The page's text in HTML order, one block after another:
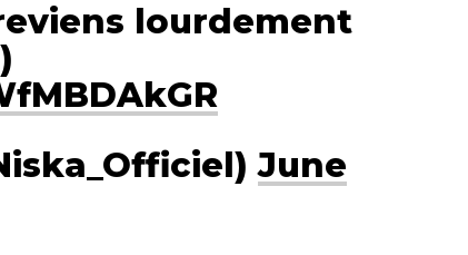
lourdement
June